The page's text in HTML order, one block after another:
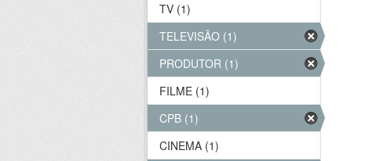
TV (1)
TELEVISÃO (1)
PRODUTOR (1)
FILME (1)
CPB (1)
CINEMA (1)